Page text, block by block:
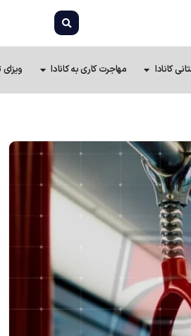
کانادا مهاجرت کاری به کانادا ویزای